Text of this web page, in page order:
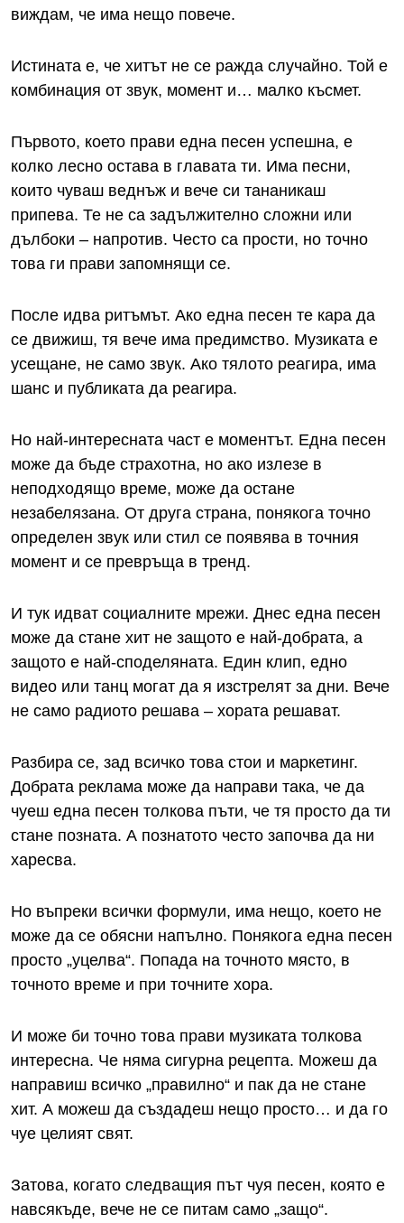
виждам, че има нещо повече.
Истината е, че хитът не се ражда случайно. Той е
комбинация от звук, момент и… малко късмет.
Първото, което прави една песен успешна, е
колко лесно остава в главата ти. Има песни,
които чуваш веднъж и вече си тананикаш
припева. Те не са задължително сложни или
дълбоки – напротив. Често са прости, но точно
това ги прави запомнящи се.
После идва ритъмът. Ако една песен те кара да
се движиш, тя вече има предимство. Музиката е
усещане, не само звук. Ако тялото реагира, има
шанс и публиката да реагира.
Но най-интересната част е моментът. Една песен
може да бъде страхотна, но ако излезе в
неподходящо време, може да остане
незабелязана. От друга страна, понякога точно
определен звук или стил се появява в точния
момент и се превръща в тренд.
И тук идват социалните мрежи. Днес една песен
може да стане хит не защото е най-добрата, а
защото е най-споделяната. Един клип, едно
видео или танц могат да я изстрелят за дни. Вече
не само радиото решава – хората решават.
Разбира се, зад всичко това стои и маркетинг.
Добрата реклама може да направи така, че да
чуеш една песен толкова пъти, че тя просто да ти
стане позната. А познатото често започва да ни
харесва.
Но въпреки всички формули, има нещо, което не
може да се обясни напълно. Понякога една песен
просто „уцелва“. Попада на точното място, в
точното време и при точните хора.
И може би точно това прави музиката толкова
интересна. Че няма сигурна рецепта. Можеш да
направиш всичко „правилно“ и пак да не стане
хит. А можеш да създадеш нещо просто… и да го
чуе целият свят.
Затова, когато следващия път чуя песен, която е
навсякъде, вече не се питам само „защо“.